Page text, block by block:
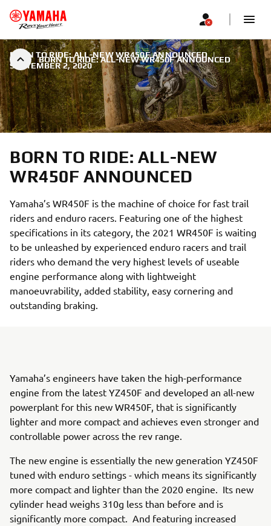
BORN TO RIDE: ALL-NEW WR450F ANNOUNCED
BORN TO RIDE: ALL-NEW WR450F ANNOUNCED |
SEPTEMBER 2, 2020
BORN TO RIDE: ALL-NEW
WR450F ANNOUNCED
Yamaha’s WR450F is the machine of choice for fast trail
riders and enduro racers. Featuring one of the highest
specifications in its category, the 2021 WR450F is waiting
to be unleashed by experienced enduro racers and trail
riders who demand the very highest levels of useable
engine performance along with lightweight
manoeuvrability, added stability, easy cornering and
outstanding braking.
Yamaha’s engineers have taken the high-performance
engine from the latest YZ450F and developed an all-new
powerplant for this new WR450F, that is significantly
lighter and more compact and achieves even stronger and
controllable power across the rev range.
The new engine is essentially the new generation YZ450F
tuned with enduro settings - which means its significantly
more compact and lighter than the 2020 engine. Its new
cylinder head weighs 310g less than before and is
significantly more compact. And featuring increased